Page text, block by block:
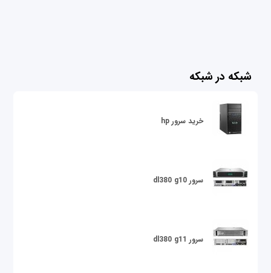
شبکه در شبکه
خرید سرور hp
سرور dl380 g10
سرور dl380 g11